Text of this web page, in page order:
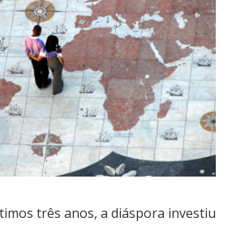
três anos, a diáspora investiu